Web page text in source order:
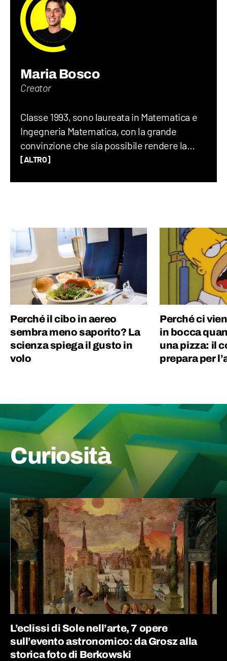
Maria Bosco
Creator
Classe 1993, sono laureata in Matematica e
Ingegneria Matematica, con la grande
convinzione che sia possibile rendere la
matematica divertente e comprensibile. Ex-
approdare in Geopop.
[ALTRO]
Perché il cibo in aereo
sembra meno saporito? La
scienza spiega il gusto in
volo
Perché ci
in bocca
una pizza: il
prepara per
Curiosità
L’eclissi di Sole nell’arte, 7 opere
sull’evento astronomico: da Grosz alla
storica foto di Berkowski